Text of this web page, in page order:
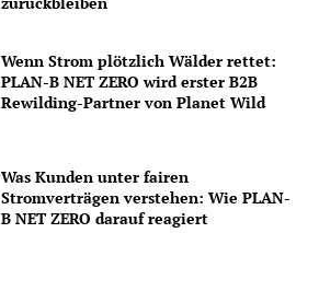
Wenn Strom plötzlich Wälder rettet:
PLAN-B NET ZERO wird erster B2B
Rewilding-Partner von Planet Wild
Was Kunden unter fairen
Stromverträgen verstehen: Wie PLAN-
B NET ZERO darauf reagiert